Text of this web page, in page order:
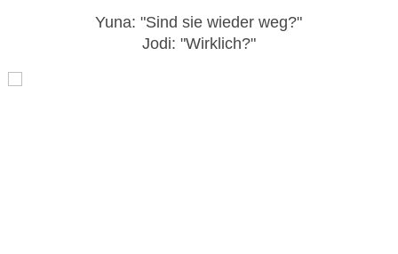
Yuna: "Sind sie wieder weg?"
Jodi: "Wirklich?"